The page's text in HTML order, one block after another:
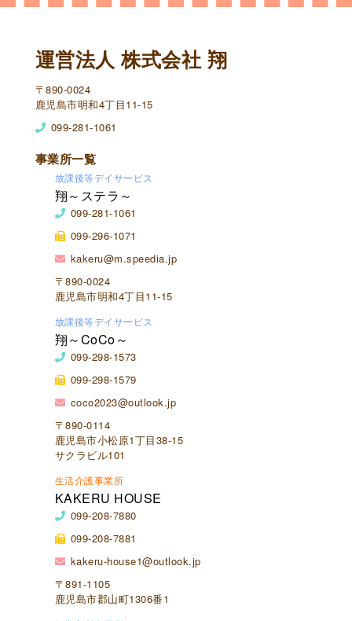
運営法人 株式会社 翔
〒890-0024
鹿児島市明和4丁目11-15
099-281-1061
事業所一覧
放課後等デイサービス
翔～ステラ～
099-281-1061
099-296-1071
kakeru@m.speedia.jp
〒890-0024
鹿児島市明和4丁目11-15
放課後等デイサービス
翔～CoCo～
099-298-1573
099-298-1579
coco2023@outlook.jp
〒890-0114
鹿児島市小松原1丁目38-15
サクラビル101
生活介護事業所
KAKERU HOUSE
099-208-7880
099-208-7881
kakeru-house1@outlook.jp
〒891-1105
鹿児島市郡山町1306番1